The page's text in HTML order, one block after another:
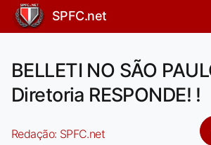
SPFC.net
BELLETI NO SÃO
Diretoria RESPONDE! !
Redação: SPFC.net